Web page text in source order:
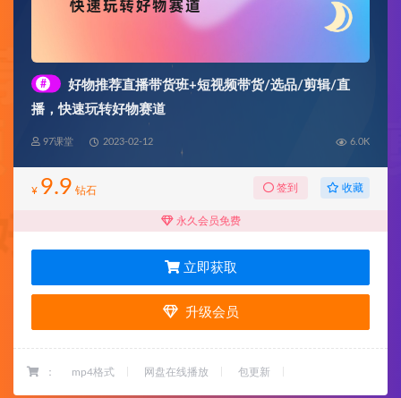
#
好物推荐直播带货班+短视频带货/选品/剪辑/直
播，快速玩转好物赛道
97课堂 2023-02-12 6.0K
¥ 9.9 钻石 签到 收藏
永久会员免费
立即获取
升级会员
： mp4格式 网盘在线播放 包更新